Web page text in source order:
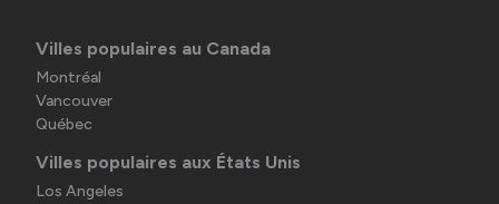
Villes populaires au Canada
Montréal
Vancouver
Québec
Villes populaires aux États Unis
Los Angeles